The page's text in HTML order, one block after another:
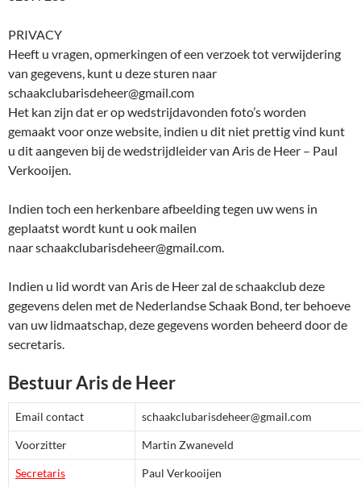
PRIVACY
Heeft u vragen, opmerkingen of een verzoek tot verwijdering
van gegevens, kunt u deze sturen naar
schaakclubarisdeheer@gmail.com
Het kan zijn dat er op wedstrijdavonden foto’s worden
gemaakt voor onze website, indien u dit niet prettig vind kunt
u dit aangeven bij de wedstrijdleider van Aris de Heer – Paul
Verkooijen.
Indien toch een herkenbare afbeelding tegen uw wens in
geplaatst wordt kunt u ook mailen
naar schaakclubarisdeheer@gmail.com.
Indien u lid wordt van Aris de Heer zal de schaakclub deze
gegevens delen met de Nederlandse Schaak Bond, ter behoeve
van uw lidmaatschap, deze gegevens worden beheerd door de
secretaris.
Bestuur Aris de Heer
Email contact schaakclubarisdeheer@gmail.com
Voorzitter Martin Zwaneveld
Secretaris Paul Verkooijen